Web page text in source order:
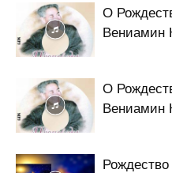
О
Вениамин
О
Вениамин